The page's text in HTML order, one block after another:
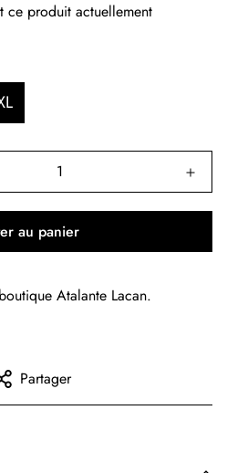
ce produit actuellement
au panier
Atalante Lacan.
Partager